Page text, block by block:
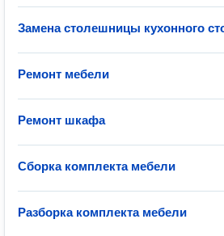
Замена столешницы кухонного
Ремонт мебели
Ремонт шкафа
Сборка комплекта мебели
Разборка комплекта мебели